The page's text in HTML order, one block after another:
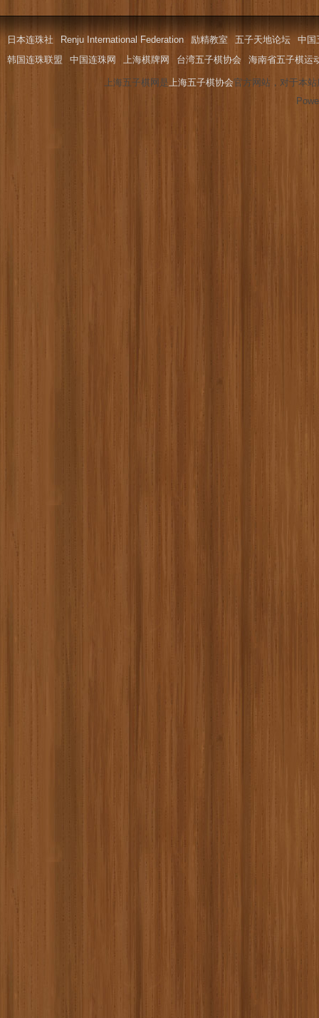
日本连珠社 Renju International Federation 励精教室 五子天地论坛
中国
韩国连珠联盟
中国连珠网 上海棋牌网 台湾五子棋协会 海南省五子棋运
上海五子棋网是上海五子棋协会官方网站，对于本